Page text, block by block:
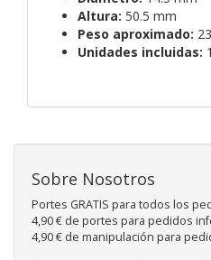
Altura: 50.5 mm
Peso aproximado:
Unidades incluidas:
Sobre Nosotros
Portes GRATIS para todos los
4,90 € de portes para pedidos
4,90 € de manipulación para